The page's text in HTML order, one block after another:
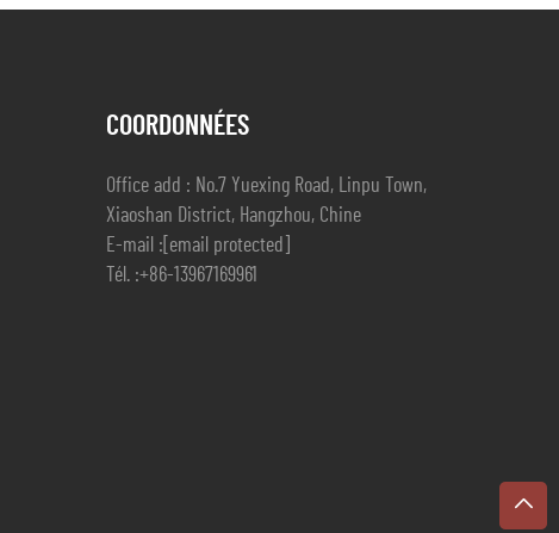
COORDONNÉES
Office add : No.7 Yuexing Road, Linpu Town,
Xiaoshan District, Hangzhou, Chine
E-mail : [email protected]
Tél. :+86-13967169961